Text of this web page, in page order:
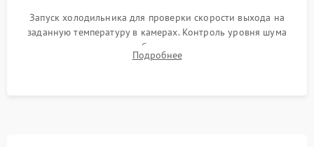
Запуск холодильника для проверки скорости выхода на
заданную температуру в камерах. Контроль уровня шума
компрессора, отсутствия обмерзания стенок и корректного
срабатывания системы автоматической оттайки.
Подробнее